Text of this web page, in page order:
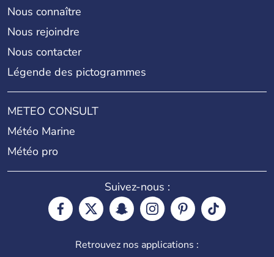
Nous connaître
Nous rejoindre
Nous contacter
Légende des pictogrammes
METEO CONSULT
Météo Marine
Météo pro
Suivez-nous :
Retrouvez nos applications :